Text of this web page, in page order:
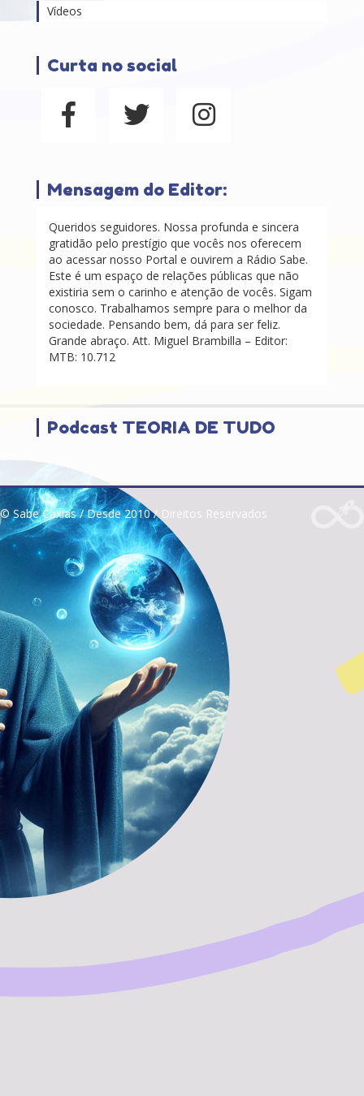
Vídeos
Curta no social
Mensagem do Editor:
Queridos seguidores. Nossa profunda e sincera
gratidão pelo prestígio que vocês nos oferecem
ao acessar nosso Portal e ouvirem a Rádio Sabe.
Este é um espaço de relações públicas que não
existiria sem o carinho e atenção de vocês. Sigam
conosco. Trabalhamos sempre para o melhor da
sociedade. Pensando bem, dá para ser feliz.
Grande abraço. Att. Miguel Brambilla – Editor:
MTB: 10.712
Podcast TEORIA DE TUDO
© Sabe Caxias / Desde 2010 / Direitos Reservados